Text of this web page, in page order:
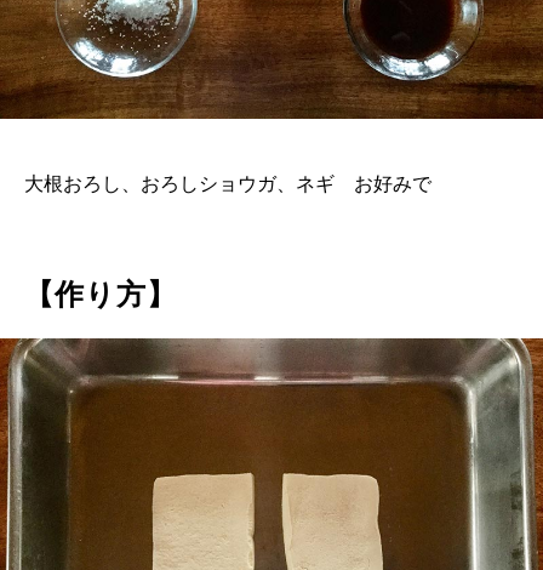
大根おろし、おろしショウガ、ネギ お好みで
【作り方】